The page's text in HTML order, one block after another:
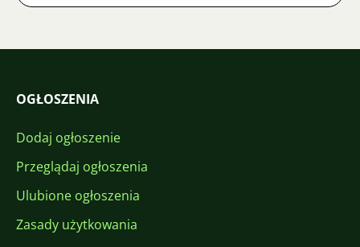
OGŁOSZENIA
Dodaj ogłoszenie
Przeglądaj ogłoszenia
Ulubione ogłoszenia
Zasady użytkowania